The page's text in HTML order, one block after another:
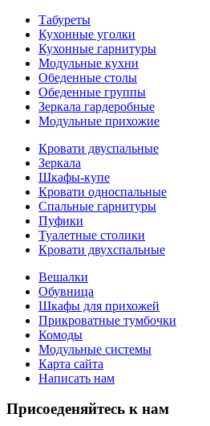
Табуреты
Кухонные уголки
Кухонные гарнитуры
Модульные кухни
Обеденные столы
Обеденные группы
Зеркала гардеробные
Модульные прихожие
Кровати двуспальные
Зеркала
Шкафы-купе
Кровати односпальные
Спальные гарнитуры
Пуфики
Туалетные столики
Кровати двухспальные
Вешалки
Обувница
Шкафы для прихожей
Прикроватные тумбочки
Комоды
Модульные системы
Карта сайта
Написать нам
Присоеденяйтесь к нам